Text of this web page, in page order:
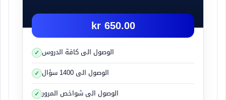
650.00 kr
الوصول الى كافة الدروس
الوصول الى 1400 سؤال
الوصول الى شواخص المرور